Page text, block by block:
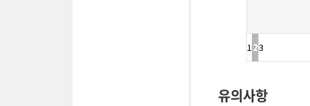
123
유의사항